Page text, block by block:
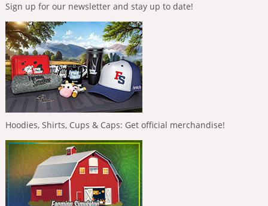
Sign up for our newsletter and stay up to date!
Hoodies, Shirts, Cups & Caps: Get official merchandise!